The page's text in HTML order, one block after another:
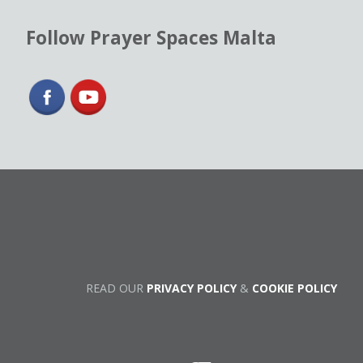
Follow Prayer Spaces Malta
READ OUR PRIVACY POLICY& COOKIE POLICY